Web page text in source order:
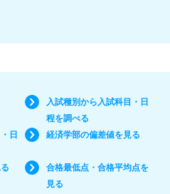
入試種別から入試科目・日
程を調べる
日
経済学部の偏差値を見る
合格最低点・合格平均点を
見る